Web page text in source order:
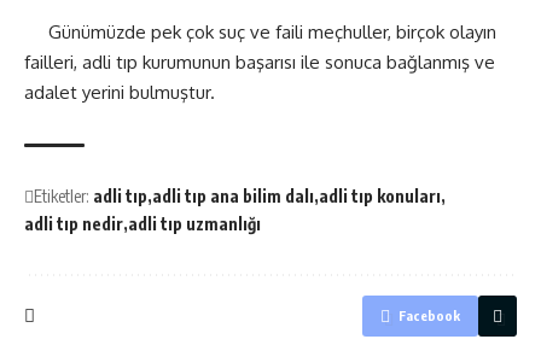
Günümüzde pek çok suç ve faili meçhuller, birçok olayın
failleri, adli tıp kurumunun başarısı ile sonuca bağlanmış ve
adalet yerini bulmuştur.
Etiketler: adli tıp adli tıp ana bilim dalı adli tıp konuları
adli tıp nedir adli tıp uzmanlığı
Facebook